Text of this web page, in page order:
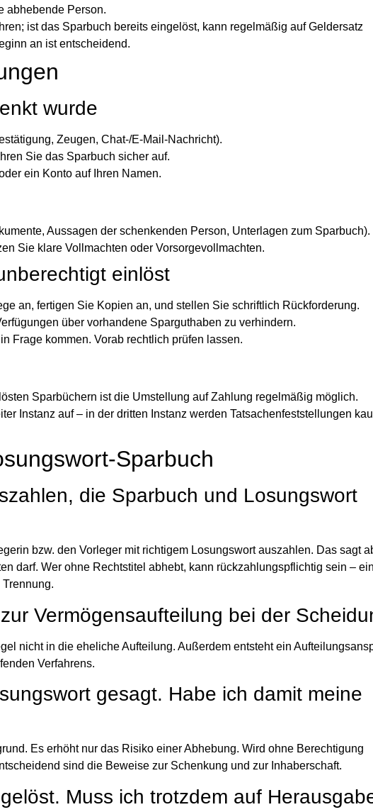
abhebende Person.
ist das Sparbuch bereits eingelöst, kann regelmäßig auf Geldersatz
an ist entscheidend.
wurde
Zeugen, Chat-/E-Mail-Nachricht).
Sie das Sparbuch sicher auf.
ein Konto auf Ihren Namen.
Aussagen der schenkenden Person, Unterlagen zum Sparbuch).
Sie klare Vollmachten oder Vorsorgevollmachten.
einlöst
an, fertigen Sie Kopien an, und stellen Sie schriftlich Rückforderung.
über vorhandene Sparguthaben zu verhindern.
Frage kommen. Vorab rechtlich prüfen lassen.
Sparbüchern ist die Umstellung auf Zahlung regelmäßig möglich.
Instanz auf – in der dritten Instanz werden Tatsachenfeststellungen
Sparbuch
die Sparbuch und Losungswort
bzw. den Vorleger mit richtigem Losungswort auszahlen. Das sagt
darf. Wer ohne Rechtstitel abhebt, kann rückzahlungspflichtig sein – ein
Trennung.
Vermögensaufteilung bei der
nicht in die eheliche Aufteilung. Außerdem entsteht ein
Verfahrens.
gesagt. Habe ich damit meine
Es erhöht nur das Risiko einer Abhebung. Wird ohne Berechtigung
sind die Beweise zur Schenkung und zur Inhaberschaft.
Muss ich trotzdem auf